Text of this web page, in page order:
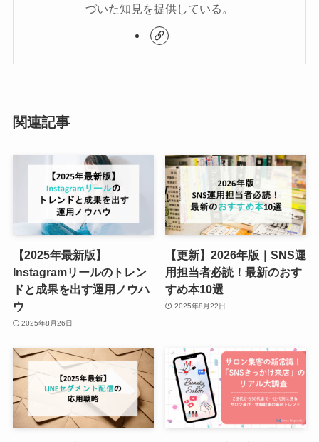
づいた知見を提供している。
関連記事
【2025年最新版】
Instagramリールのトレン
ドと成果を出す運用ノウハ
ウ
2025年8月26日
【更新】2026年版｜SNS運
用担当者必読！最新のおす
すめ本10選
2025年8月22日